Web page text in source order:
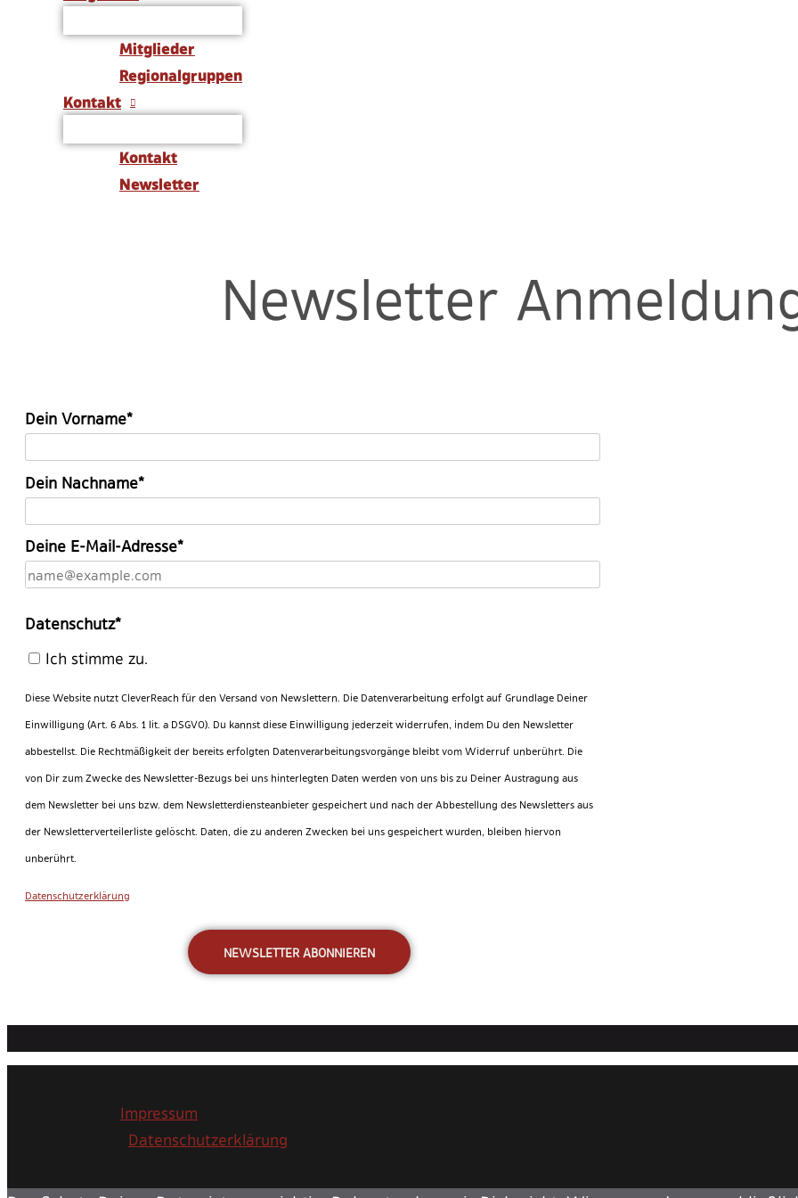
Mitglieder
Regionalgruppen
Kontakt
Kontakt
Newsletter
Newsletter
Dein Vorname*
Dein Nachname*
Deine E-Mail-Adresse*
Datenschutz*
Ich stimme zu.
Diese Website nutzt CleverReach für den Versand von Newslettern. Die Datenverarbeitung erfolgt auf Grundlage Deiner
Einwilligung (Art. 6 Abs. 1 lit. a DSGVO). Du kannst diese Einwilligung jederzeit widerrufen, indem Du den Newsletter
abbestellst. Die Rechtmäßigkeit der bereits erfolgten Datenverarbeitungsvorgänge bleibt vom Widerruf unberührt. Die
von Dir zum Zwecke des Newsletter-Bezugs bei uns hinterlegten Daten werden von uns bis zu Deiner Austragung aus
dem Newsletter bei uns bzw. dem Newsletterdiensteanbieter gespeichert und nach der Abbestellung des Newsletters aus
der Newsletterverteilerliste gelöscht. Daten, die zu anderen Zwecken bei uns gespeichert wurden, bleiben hiervon
unberührt.
Datenschutzerklärung
NEWSLETTER ABONNIEREN
Impressum
Datenschutzerklärung